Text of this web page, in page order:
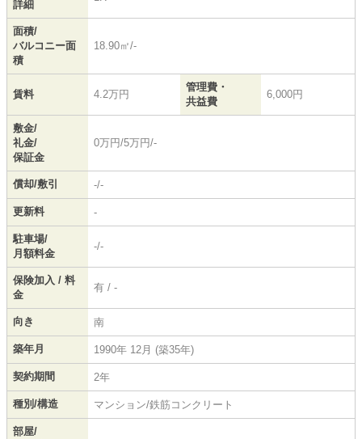
詳細
面積/
バルコニー面
積
18.90㎡/-
賃料 4.2万円
管理費・
共益費
6,000円
敷金/
礼金/
保証金
0万円/5万円/-
償却/敷引 -/-
更新料 -
駐車場/
月額料金
-/-
保険加入 / 料
金
有 / -
向き 南
築年月 1990年 12月 (築35年)
契約期間 2年
種別/構造 マンション/鉄筋コンクリート
部屋/